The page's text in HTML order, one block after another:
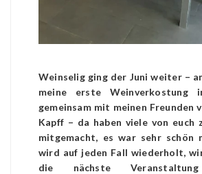
Weinselig ging der Juni weiter –
meine erste Weinverkostung
gemeinsam mit meinen Freunden
Kapff – da haben viele von euch
mitgemacht, es war sehr schön
wird auf jeden Fall wiederholt,
die nächste